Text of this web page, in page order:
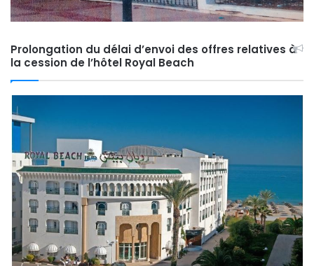
Prolongation du délai d’envoi des offres relatives à
la cession de l’hôtel Royal Beach